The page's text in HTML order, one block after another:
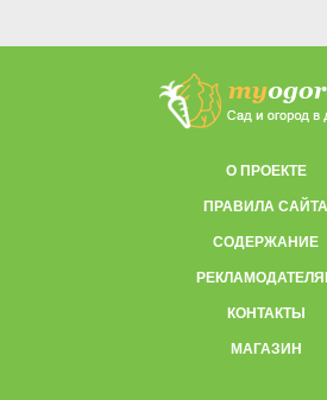
О ПРОЕКТЕ
ПРАВИЛА САЙТА
СОДЕРЖАНИЕ
КОНТАКТЫ
МАГАЗИН